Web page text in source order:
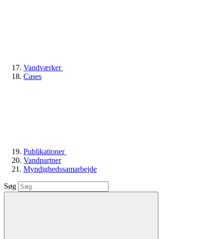
Vandværker
Cases
Publikationer
Vandpartner
Myndighedssamarbejde
Søg